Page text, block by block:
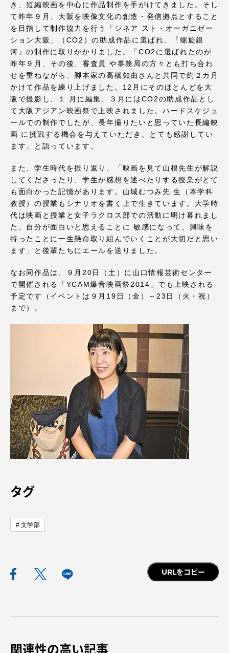
き、短編映画を中心に作品制作を手がけてきました。そし
て昨年９月、大阪を映像文化の創造・発信拠点とすること
を目指して制作協力を行う「シネア スト・オーガニゼー
ション大阪」（CO2）の助成作品に選ばれ、『螺旋銀
河』の制作に取りかかりました。「CO2に選ばれたのが
昨年９月、その後、審査員 や事務局の方々とも打ち合わ
せを重ねながら、脚本家の髙橋知由さんと共同で約２カ月
かけて作品を練り上げました。12月にそのほとんどを大
阪で撮影し、１ 月に編集、３月にはCO2の助成作品とし
て大阪アジアン映画祭で上映されました。ハードスケジュ
ールでの制作でしたが、長年撮りたいと思っていた長編映
画 に挑戦する機会を与えていただき、とても感謝してい
ます」と語っています。
また、学生時代を振り返り、「映画を見て山根先生が解説
してくださったり、学生が感想を述べたりする授業がとて
も面白かった記憶があります。山城むつみ先 生（本学科
教授）の授業もシナリオを書く上で生きています。大学時
代は映画と授業と女子ラクロス部での活動に明け暮れまし
た。自分が面白いと思えることに 敏感になって、興味を
持ったことに一生懸命取り組んでいくことが大切だと思い
ます」と後輩たちにエールを送りました。
なお同作品は、９月20日（土）に山口情報芸術センター
で開催される「YCAM爆音映画祭2014」でも上映される
予定です（イベントは９月19日（金）～23日（火・祝）
まで）。
タグ
文学部
URLをコピー
関連性の高い記事
品川キャンパス 湘南キャンパス
伊勢原キャンパス 静岡キャンパス
熊本キャンパス
阿蘇くまもと
臨空キャンパス
札幌キャンパス
TOKAIスポーツ
ニュースリリース
卒業にあたってのアンケート
教育研究上の目的及び養成する人材像と３つの
ポリシー